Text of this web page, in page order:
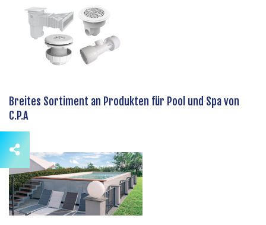
Breites Sortiment an Produkten für Pool und Spa von
C.P.A